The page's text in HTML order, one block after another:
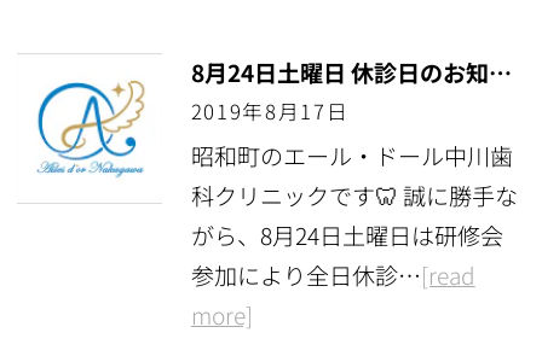
8月24日土曜日 休診日のお知らせ
2019年8月17日
昭和町のエール・ドール中川歯
科クリニックです🦷 誠に勝手な
がら、8月24日土曜日は研修会
参加により全日休診…[read
more]